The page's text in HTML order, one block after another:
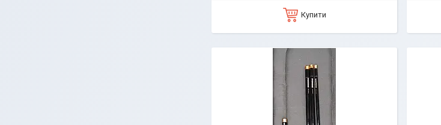
Купити